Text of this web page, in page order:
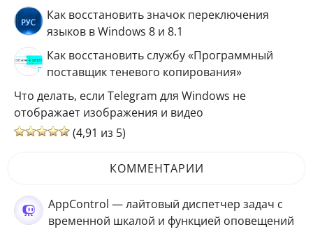
Как восстановить значок переключения
языков в Windows 8 и 8.1
Как восстановить службу «Программный
поставщик теневого копирования»
Что делать, если Telegram для Windows не
отображает изображения и видео
(4,91 из 5)
КОММЕНТАРИИ
AppControl — лайтовый диспетчер задач с
временной шкалой и функцией оповещений